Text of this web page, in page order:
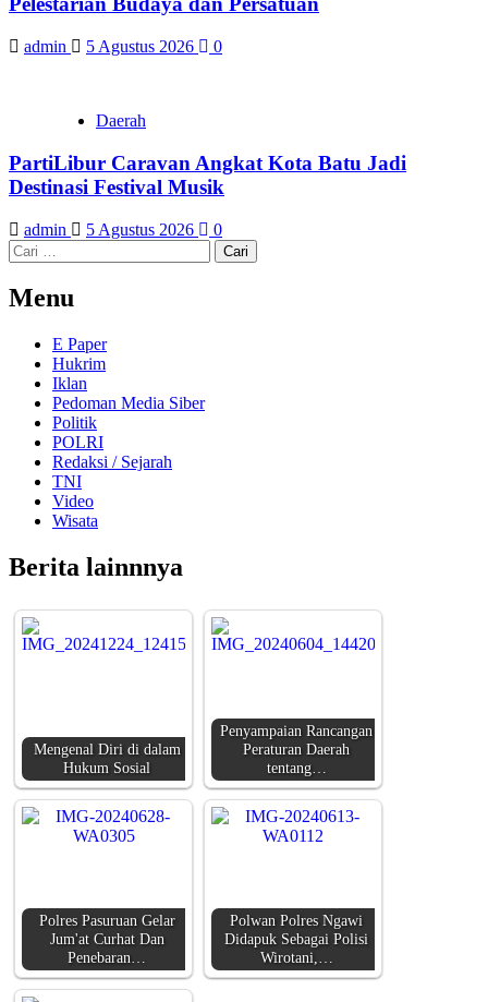
admin 5 Agustus 2026 0
Daerah
PartiLibur Caravan Angkat Kota Batu Jadi
Destinasi Festival Musik
admin 5 Agustus 2026
0
Cari
untuk:
Menu
E Paper
Hukrim
Iklan
Pedoman Media Siber
Politik
POLRI
Redaksi / Sejarah
TNI
Video
Wisata
Berita lainnnya
Mengenal Diri di dalam
Hukum Sosial
Penyampaian Rancangan
Peraturan Daerah
tentang…
Polres Pasuruan Gelar
Jum'at Curhat Dan
Penebaran…
Polwan Polres Ngawi
Didapuk Sebagai Polisi
Wirotani,…